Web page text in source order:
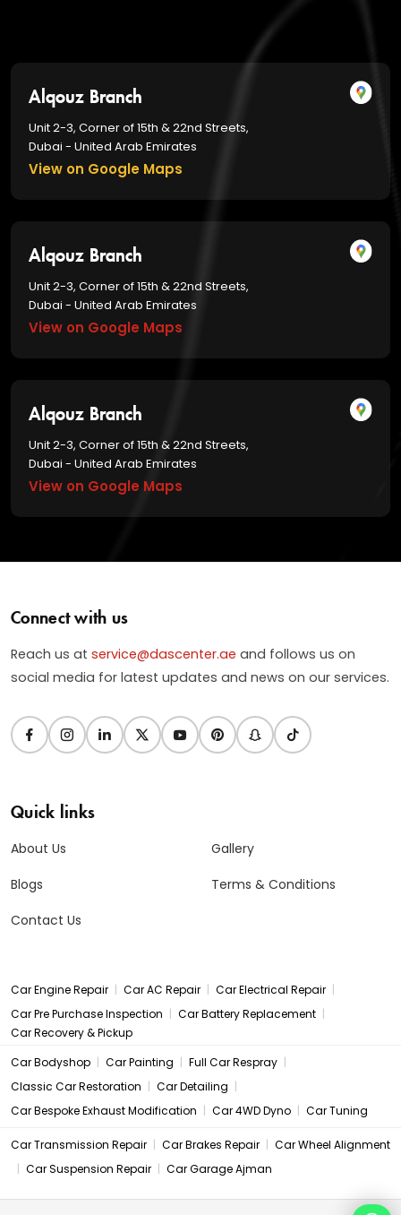
Alqouz Branch
Unit 2-3, Corner of 15th & 22nd Streets,
Dubai - United Arab Emirates
View on Google Maps
Alqouz Branch
Unit 2-3, Corner of 15th & 22nd Streets,
Dubai - United Arab Emirates
View on Google Maps
Alqouz Branch
Unit 2-3, Corner of 15th & 22nd Streets,
Dubai - United Arab Emirates
View on Google Maps
Connect with us
Reach us at service@dascenter.ae and follows us on
social media for latest updates and news on our services.
Quick links
About Us
Blogs
Contact Us
Gallery
Terms & Conditions
Car Engine Repair | Car AC Repair | Car Electrical Repair |
Car Pre Purchase Inspection | Car Battery Replacement |
Car Recovery & Pickup
Car Bodyshop | Car Painting | Full Car Respray |
Classic Car Restoration | Car Detailing |
Car Bespoke Exhaust Modification | Car 4WD Dyno | Car Tuning
Car Transmission Repair | Car Brakes Repair | Car Wheel Alignment
| Car Suspension Repair | Car Garage Ajman